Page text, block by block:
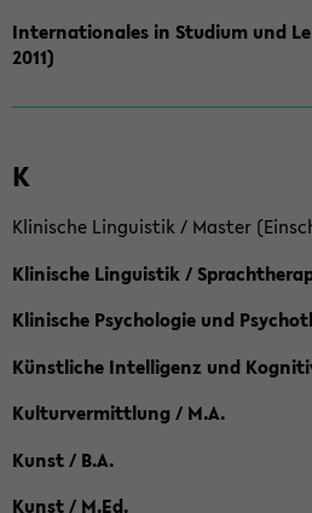
Internationales in Studium und
2011)
K
Klinische Linguistik / Master
Klinische Linguistik /
Klinische Psychologie und
Künstliche Intelligenz und
Kulturvermittlung / M.A.
Kunst / B.A.
Kunst / M.Ed.